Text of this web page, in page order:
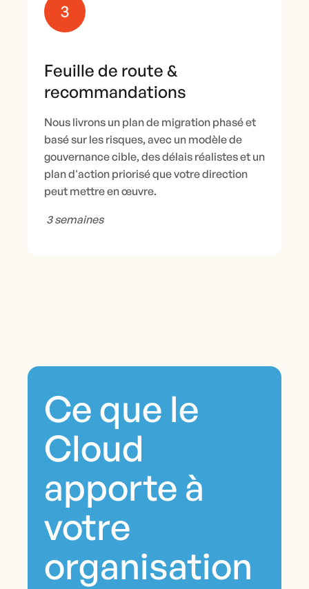
Feuille de route &
recommandations
Nous livrons un plan de migration phasé et
basé sur les risques, avec un modèle de
gouvernance cible, des délais réalistes et un
plan d'action priorisé que votre direction
peut mettre en œuvre.
3 semaines
Ce que le
Cloud
apporte à
votre
organisation